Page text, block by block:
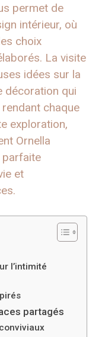
permet de
intérieur, où
choix
La visite
idées sur la
décoration qui
chaque
exploration,
Ornella
parfaite
et
l’intimité
partagés